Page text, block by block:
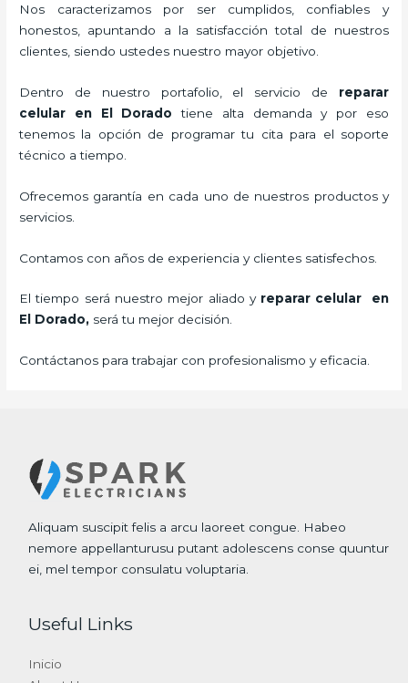
Nos caracterizamos por ser cumplidos, confiables y
honestos, apuntando a la satisfacción total de nuestros
clientes, siendo ustedes nuestro mayor objetivo.
Dentro de nuestro portafolio, el servicio de reparar
celular en El Dorado tiene alta demanda y por eso
tenemos la opción de programar tu cita para el soporte
técnico a tiempo.
Ofrecemos garantía en cada uno de nuestros productos y
servicios.
Contamos con años de experiencia y clientes satisfechos.
El tiempo será nuestro mejor aliado y reparar celular en
El Dorado, será tu mejor decisión.
Contáctanos para trabajar con profesionalismo y eficacia.
Aliquam suscipit felis a arcu laoreet congue. Habeo
nemore appellanturusu putant adolescens conse quuntur
ei, mel tempor consulatu voluptaria.
Useful Links
Inicio